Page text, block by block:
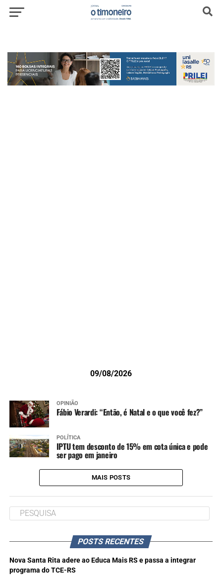
09/08/2026
OPINIÃO
Fábio Verardi: “Então, é Natal e o que você fez?”
POLÍTICA
IPTU tem desconto de 15% em cota única e pode
ser pago em janeiro
MAIS POSTS
POSTS RECENTES
Nova Santa Rita adere ao Educa Mais RS e passa a integrar
programa do TCE-RS